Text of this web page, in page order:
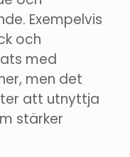
Exempelvis
och
med
men det
att utnyttja
stärker